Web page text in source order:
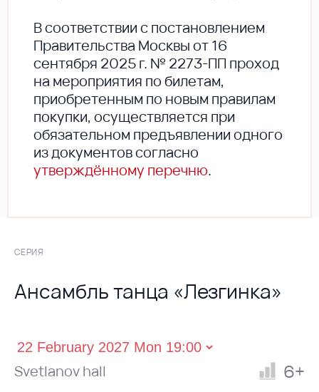
В соответствии с постановлением
Правительства Москвы от 16
сентября 2025 г. № 2273-ПП проход
на мероприятия по билетам,
приобретенным по новым правилам
покупки, осуществляется при
обязательном предъявлении одного
из документов согласно
утверждённому перечню.
СЕРИЯ
Ансамбль танца «Лезгинка»
Svetlanov hall 6+